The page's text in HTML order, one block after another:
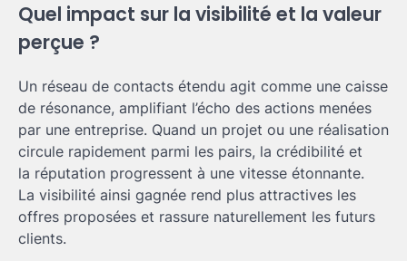
Quel impact sur la visibilité et la valeur
perçue ?
Un réseau de contacts étendu agit comme une caisse
de résonance, amplifiant l’écho des actions menées
par une entreprise. Quand un projet ou une réalisation
circule rapidement parmi les pairs, la crédibilité et
la réputation progressent à une vitesse étonnante.
La visibilité ainsi gagnée rend plus attractives les
offres proposées et rassure naturellement les futurs
clients.